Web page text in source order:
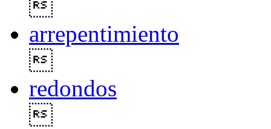
arrepentimiento
redondos